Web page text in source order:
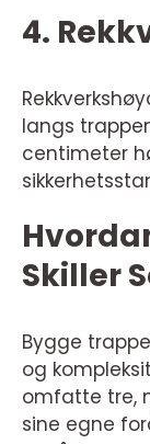
4.
langs
centimeter
Skiller
Bygge
og
omfatte tre,
sine egne